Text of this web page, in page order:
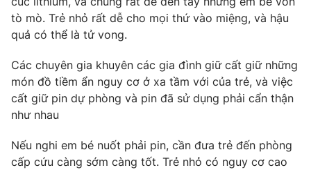
Tổng đài VTV:
024.38 355 931 - 024.38 355 932
Ðiện thoại Thời báo VTV:
Liên hệ quảng cáo:024-7300.7108
tò mò. Trẻ nhỏ rất dễ cho mọi thứ vào miệng, và hậu
quả có thể là tử vong.
Các chuyên gia khuyên các gia đình giữ cất giữ những
món đồ tiềm ẩn nguy cơ ở xa tầm với của trẻ, và việc
cất giữ pin dự phòng và pin đã sử dụng phải cẩn thận
như nhau
Nếu nghi em bé nuốt phải pin, cần đưa trẻ đến phòng
cấp cứu càng sớm càng tốt. Trẻ nhỏ có nguy cơ cao